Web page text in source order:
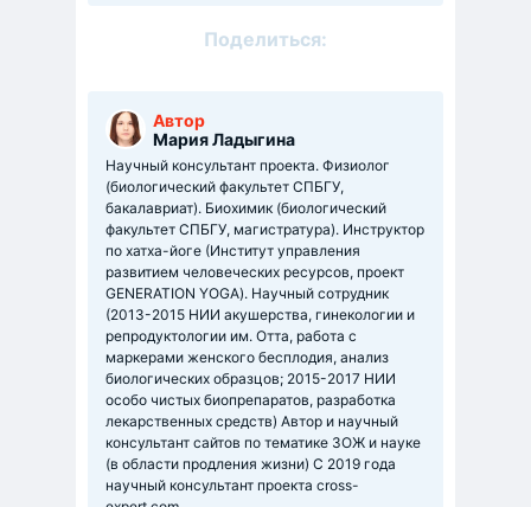
Поделиться:
Автор
Мария Ладыгина
Научный консультант проекта. Физиолог
(биологический факультет СПБГУ,
бакалавриат). Биохимик (биологический
факультет СПБГУ, магистратура). Инструктор
по хатха-йоге (Институт управления
развитием человеческих ресурсов, проект
GENERATION YOGA). Научный сотрудник
(2013-2015 НИИ акушерства, гинекологии и
репродуктологии им. Отта, работа с
маркерами женского бесплодия, анализ
биологических образцов; 2015-2017 НИИ
особо чистых биопрепаратов, разработка
лекарственных средств) Автор и научный
консультант сайтов по тематике ЗОЖ и науке
(в области продления жизни) C 2019 года
научный консультант проекта cross-